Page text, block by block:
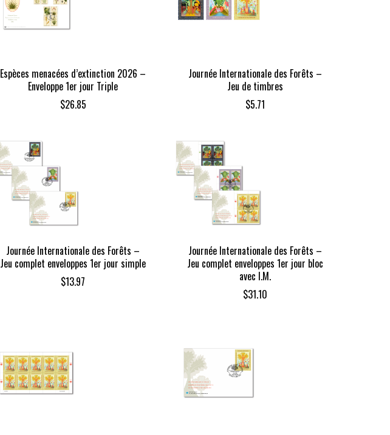
Espèces menacées d’extinction 2026 –
Enveloppe 1er jour Triple
$26.85
Journée Internationale des Forêts –
Jeu de timbres
$5.71
Journée Internationale des Forêts –
Jeu complet enveloppes 1er jour simple
$13.97
Journée Internationale des Forêts –
Jeu complet enveloppes 1er jour bloc
avec I.M.
$31.10